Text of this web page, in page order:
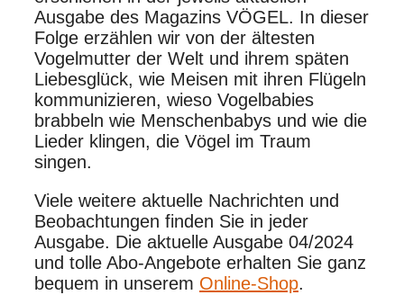
Ausgabe des Magazins VÖGEL. In dieser
Folge erzählen wir von der ältesten
Vogelmutter der Welt und ihrem späten
Liebesglück, wie Meisen mit ihren Flügeln
kommunizieren, wieso Vogelbabies
brabbeln wie Menschenbabys und wie die
Lieder klingen, die Vögel im Traum
singen.
Viele weitere aktuelle Nachrichten und
Beobachtungen finden Sie in jeder
Ausgabe. Die aktuelle Ausgabe 04/2024
und tolle Abo-Angebote erhalten Sie ganz
bequem in unserem Online-Shop.